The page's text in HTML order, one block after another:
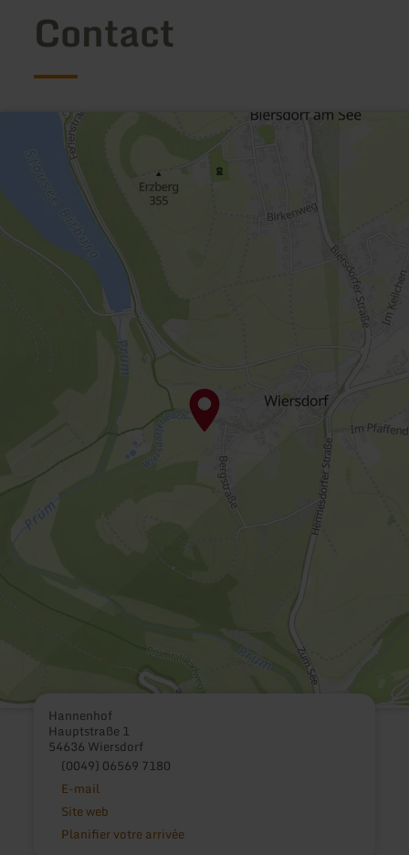
Contact
Hannenhof
Hauptstraße 1
54636 Wiersdorf
(0049) 06569 7180
E-mail
Site web
Planifier votre arrivée